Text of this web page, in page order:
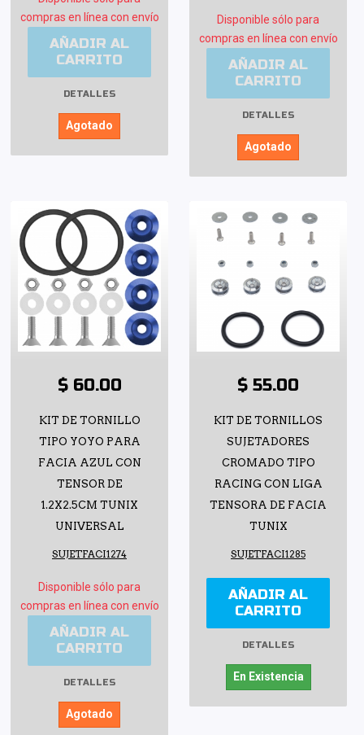
compras en línea con envío
AÑADIR AL
CARRITO
DETALLES
Agotado
Disponible sólo para
compras en línea con envío
AÑADIR AL
CARRITO
DETALLES
Agotado
$ 60.00
KIT DE TORNILLO
TIPO YOYO PARA
FACIA AZUL CON
TENSOR DE
1.2X2.5CM TUNIX
UNIVERSAL
SUJETFACI1274
Disponible sólo para
compras en línea con envío
AÑADIR AL
CARRITO
DETALLES
Agotado
$ 55.00
KIT DE TORNILLOS
SUJETADORES
CROMADO TIPO
RACING CON LIGA
TENSORA DE FACIA
TUNIX
SUJETFACI1285
AÑADIR AL
CARRITO
DETALLES
En Existencia